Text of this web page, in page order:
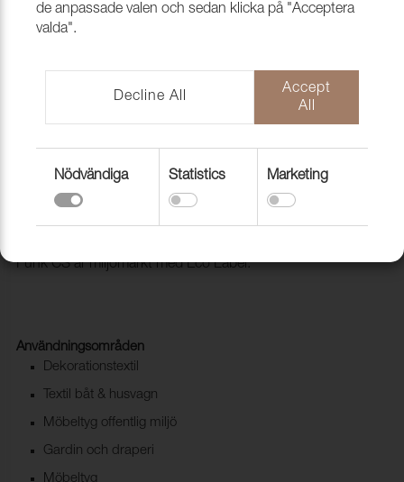
Tyg Funk CS 9704 Pacific
1008521
Funk CS är miljömärkt med Eco Label.
Användningsområden
Dekorationstextil
Textil båt & husvagn
Möbeltyg offentlig miljö
Gardin och draperi
Möbeltyg
de anpassade valen och sedan klicka på "Acceptera
valda".
Decline All
Accept
All
Nödvändiga Statistics Marketing